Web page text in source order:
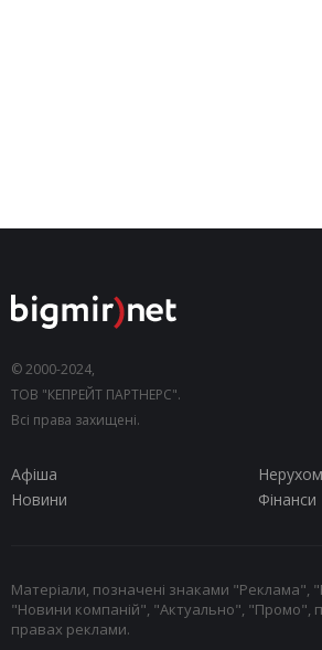
© 2000-2024,
ТОВ "КЕПРЕЙТ ПАРТНЕРС".
Всі права захищені.
Афіша
Новини
Фінанси
Матеріали, позначені знаками "Реклама",
"Новини компаній", "Актуально", "Промо",
правах реклами.